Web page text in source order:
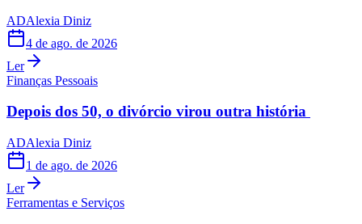
ADAlexia Diniz
4 de ago. de 2026
Ler
Finanças Pessoais
Depois dos 50, o divórcio virou outra história
ADAlexia Diniz
1 de ago. de 2026
Ler
Ferramentas e Serviços